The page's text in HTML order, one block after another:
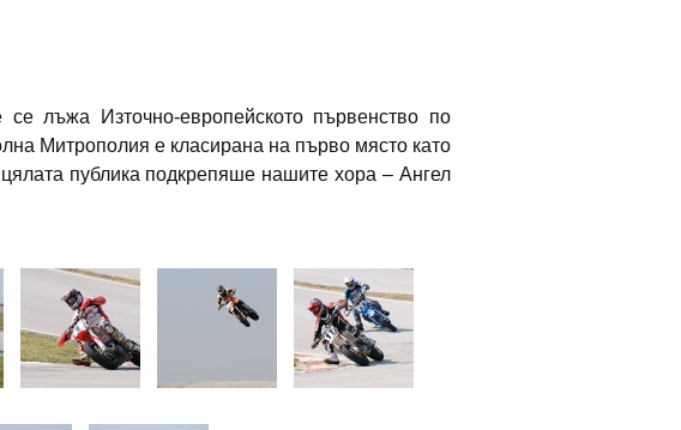
лъжа Източно-европейското първенство по
Митрополия е класирана на първо място като
публика подкрепяше нашите хора – Ангел